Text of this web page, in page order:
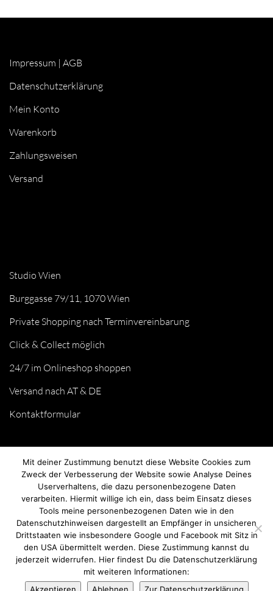
Impressum | AGB
Datenschutzerklärung
Mein Konto
Warenkorb
Zahlungsweisen
Versand
Studio Wien
Burggasse 79/11, 1070 Wien
Private Shopping nach Terminvereinbarung
Click & Collect möglich
24/7 im Onlineshop shoppen
Versand nach AT & DE
Kontaktformular
© we love handmade 2026. All rights reserved.
Mit deiner Zustimmung benutzt diese Website Cookies zum
Zweck der Verbesserung der Website sowie Analyse Deines
Userverhaltens, die dazu personenbezogene Daten
verarbeiten. Hiermit willige ich ein, dass beim Einsatz dieses
Tools meine personenbezogenen Daten wie in den
Datenschutzhinweisen dargestellt an Empfänger in unsicheren
Drittstaaten wie insbesondere Google und Facebook mit Sitz in
den USA übermittelt werden. Diese Zustimmung kannst du
jederzeit widerrufen. Hier findest Du die Datenschutzerklärung
mit weiteren Informationen: